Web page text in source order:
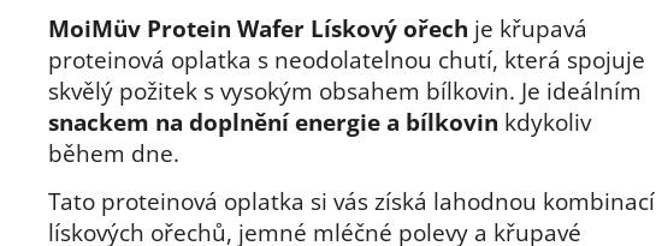
MoiMüv Protein Wafer Lískový ořech je křupavá
proteinová oplatka s neodolatelnou chutí, která spojuje
skvělý požitek s vysokým obsahem bílkovin. Je ideálním
snackem na doplnění energie a bílkovin kdykoliv
během dne.
Tato proteinová oplatka si vás získá lahodnou kombinací
lískových ořechů, jemné mléčné polevy a křupavé